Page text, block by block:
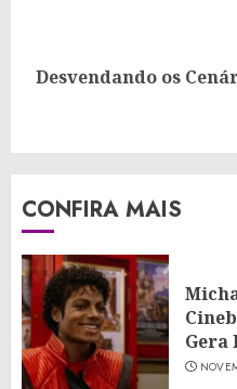
Próximo
Desvendando os
CONFIRA MAIS
Gera